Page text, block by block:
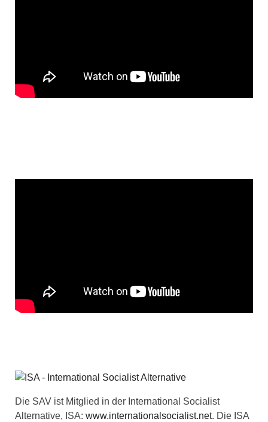
Die SAV ist Mitglied in der International Socialist
Alternative, ISA: www.internationalsocialist.net. Die ISA